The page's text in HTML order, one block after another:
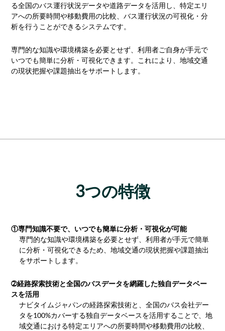
る全国のバス運行状況データや道路データを活用し、特定エリ
アへの所要時間や移動費用の比較、バス運行状況の可視化・分
析を行うことができるシステムです。
専門的な知識や環境構築を必要とせず、利用者ご自身が手元で
いつでも簡単に分析・可視化できます。これにより、地域交通
の現状把握や課題抽出をサポートします。
3つの特徴
①専門知識不要で、いつでも簡単に分析・可視化が可能
専門的な知識や環境構築を必要とせず、利用者が手元で簡単
に分析・可視化できるため、地域交通の現状把握や課題抽出
をサポートします。
➁経路探索技術と全国のバスデータを網羅した独自データベー
スを活用
ナビタイムジャパンの経路探索技術と、全国のバス会社デー
タを100%カバーする独自データベースを活用することで、地
域交通における特定エリアへの所要時間や移動費用の比較、